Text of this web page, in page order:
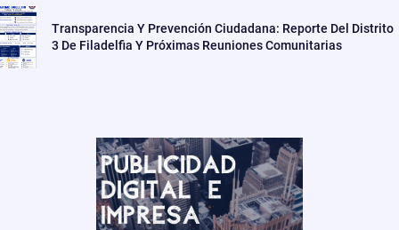
Transparencia Y Prevención Ciudadana: Reporte Del Distrito
3 De Filadelfia Y Próximas Reuniones Comunitarias